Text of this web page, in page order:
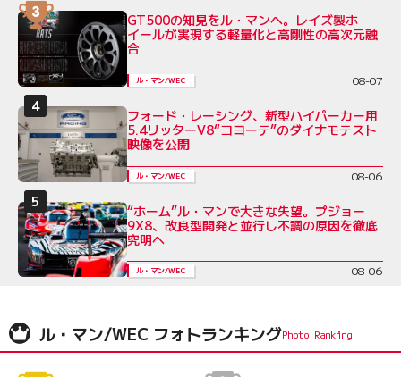
GT500の知見をル・マンへ。レイズ製ホ
イールが実現する軽量化と高剛性の高次元融
合
ル・マン/WEC 08-07
フォード・レーシング、新型ハイパーカー用
5.4リッターV8“コヨーテ”のダイナモテスト
映像を公開
ル・マン/WEC 08-06
“ホーム”ル・マンで大きな失望。プジョー
9X8、改良型開発と並行し不調の原因を徹底
究明へ
ル・マン/WEC 08-06
ル・マン/WEC フォトランキング